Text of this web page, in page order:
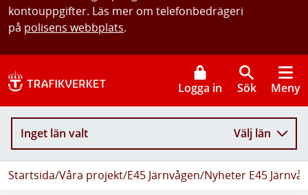
kontouppgifter. Läs mer om telefonbedrägeri
på polisens webbplats.
Logga in Sök Meny
Inget län valt Välj län
Startsida/Våra projekt/E45 Järnvågen/Nyheter E45